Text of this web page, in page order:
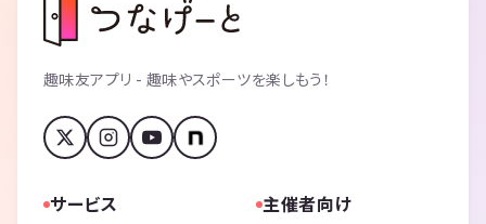
趣味友アプリ - 趣味やスポーツを楽しもう！
サービス 主催者向け